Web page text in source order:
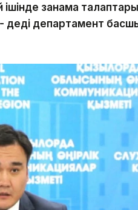
ішінде заңнама
- деді департамент